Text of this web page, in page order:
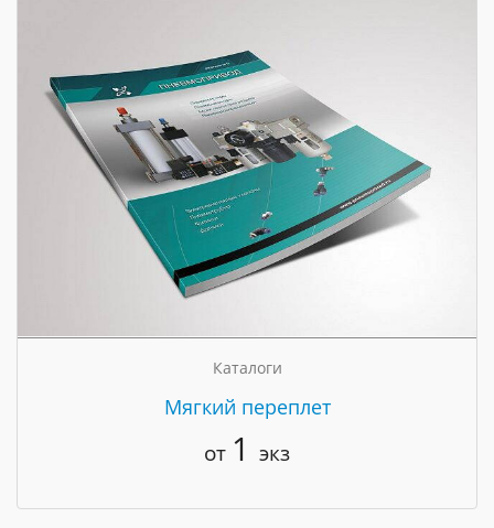
Каталоги
Мягкий переплет
от 1 экз